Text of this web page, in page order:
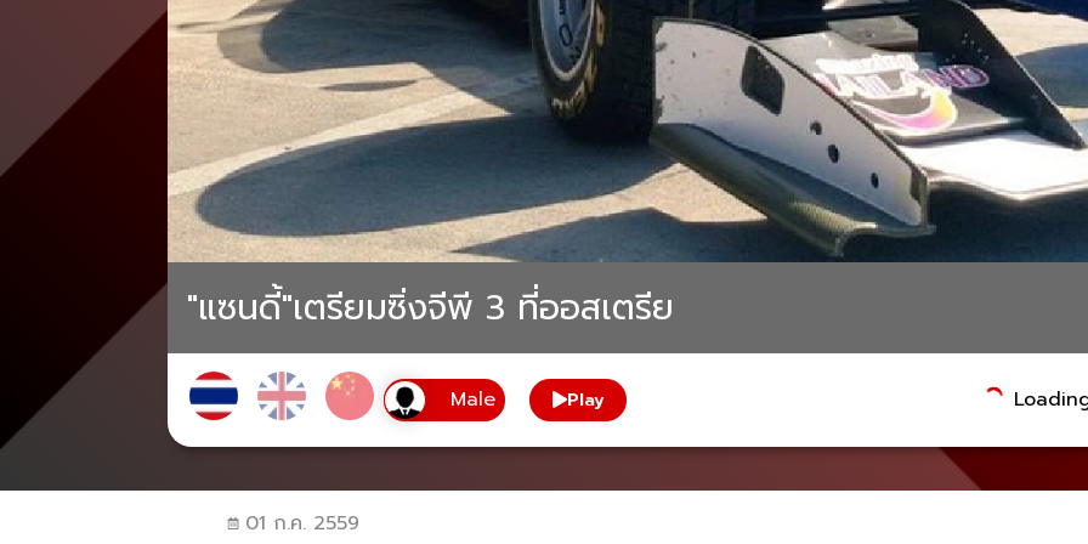
"แซนดี้"เตรียมซิ่งจีพี 3 ที่ออสเตรีย
Play
01 ก.ค. 2559